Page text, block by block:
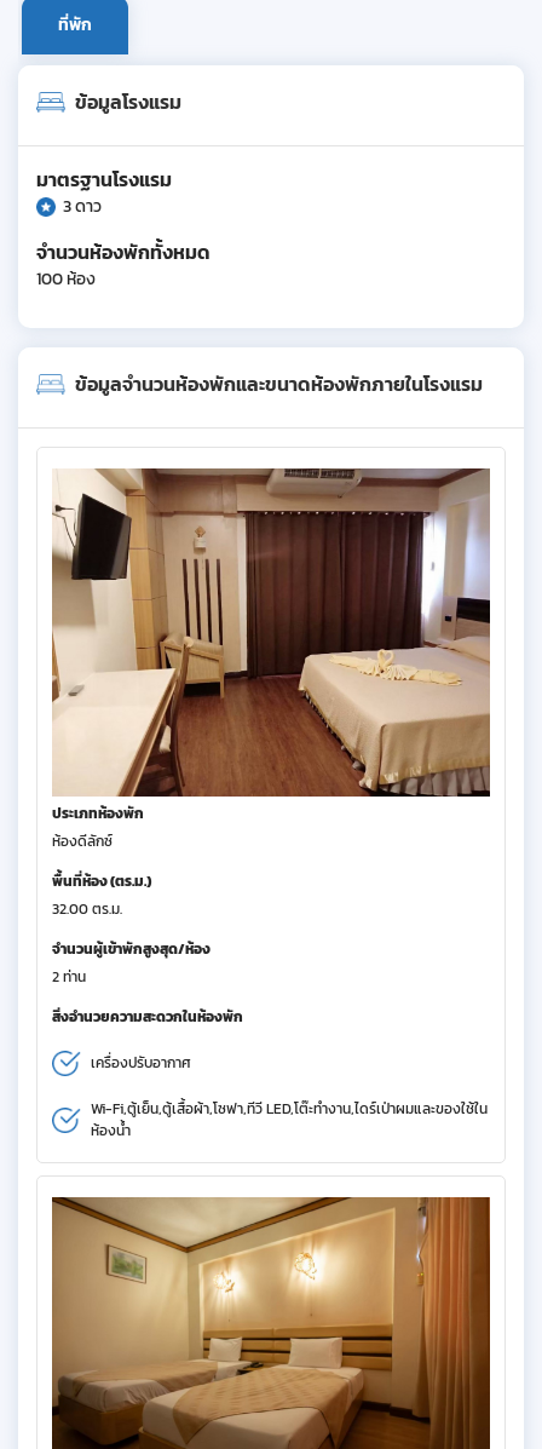
ที่พัก
ข้อมูลโรงแรม
มาตรฐานโรงแรม
3 ดาว
จำนวนห้องพักทั้งหมด
100 ห้อง
ข้อมูลจำนวนห้องพักและขนาดห้องพักภายในโรงแรม
ประเภทห้องพัก
ห้องดีลักซ์
พื้นที่ห้อง (ตร.ม.)
32.00 ตร.ม.
จำนวนผู้เข้าพักสูงสุด/ห้อง
2 ท่าน
สิ่งอำนวยความสะดวกในห้องพัก
เครื่องปรับอากาศ
Wi-Fi,ตู้เย็น,ตู้เสื้อผ้า,โซฟา,ทีวี LED,โต๊ะทำงาน,ไดร์เป่าผมและของใช้ใน
ห้องน้ำ